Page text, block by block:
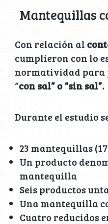
Mantequillas
Con relación al
cumplieron con lo
normatividad para
“con sal” o “sin sal”.
Durante el estudio
23 mantequillas
Un producto
mantequilla
Seis productos
Una mantequilla
Cuatro reducidos